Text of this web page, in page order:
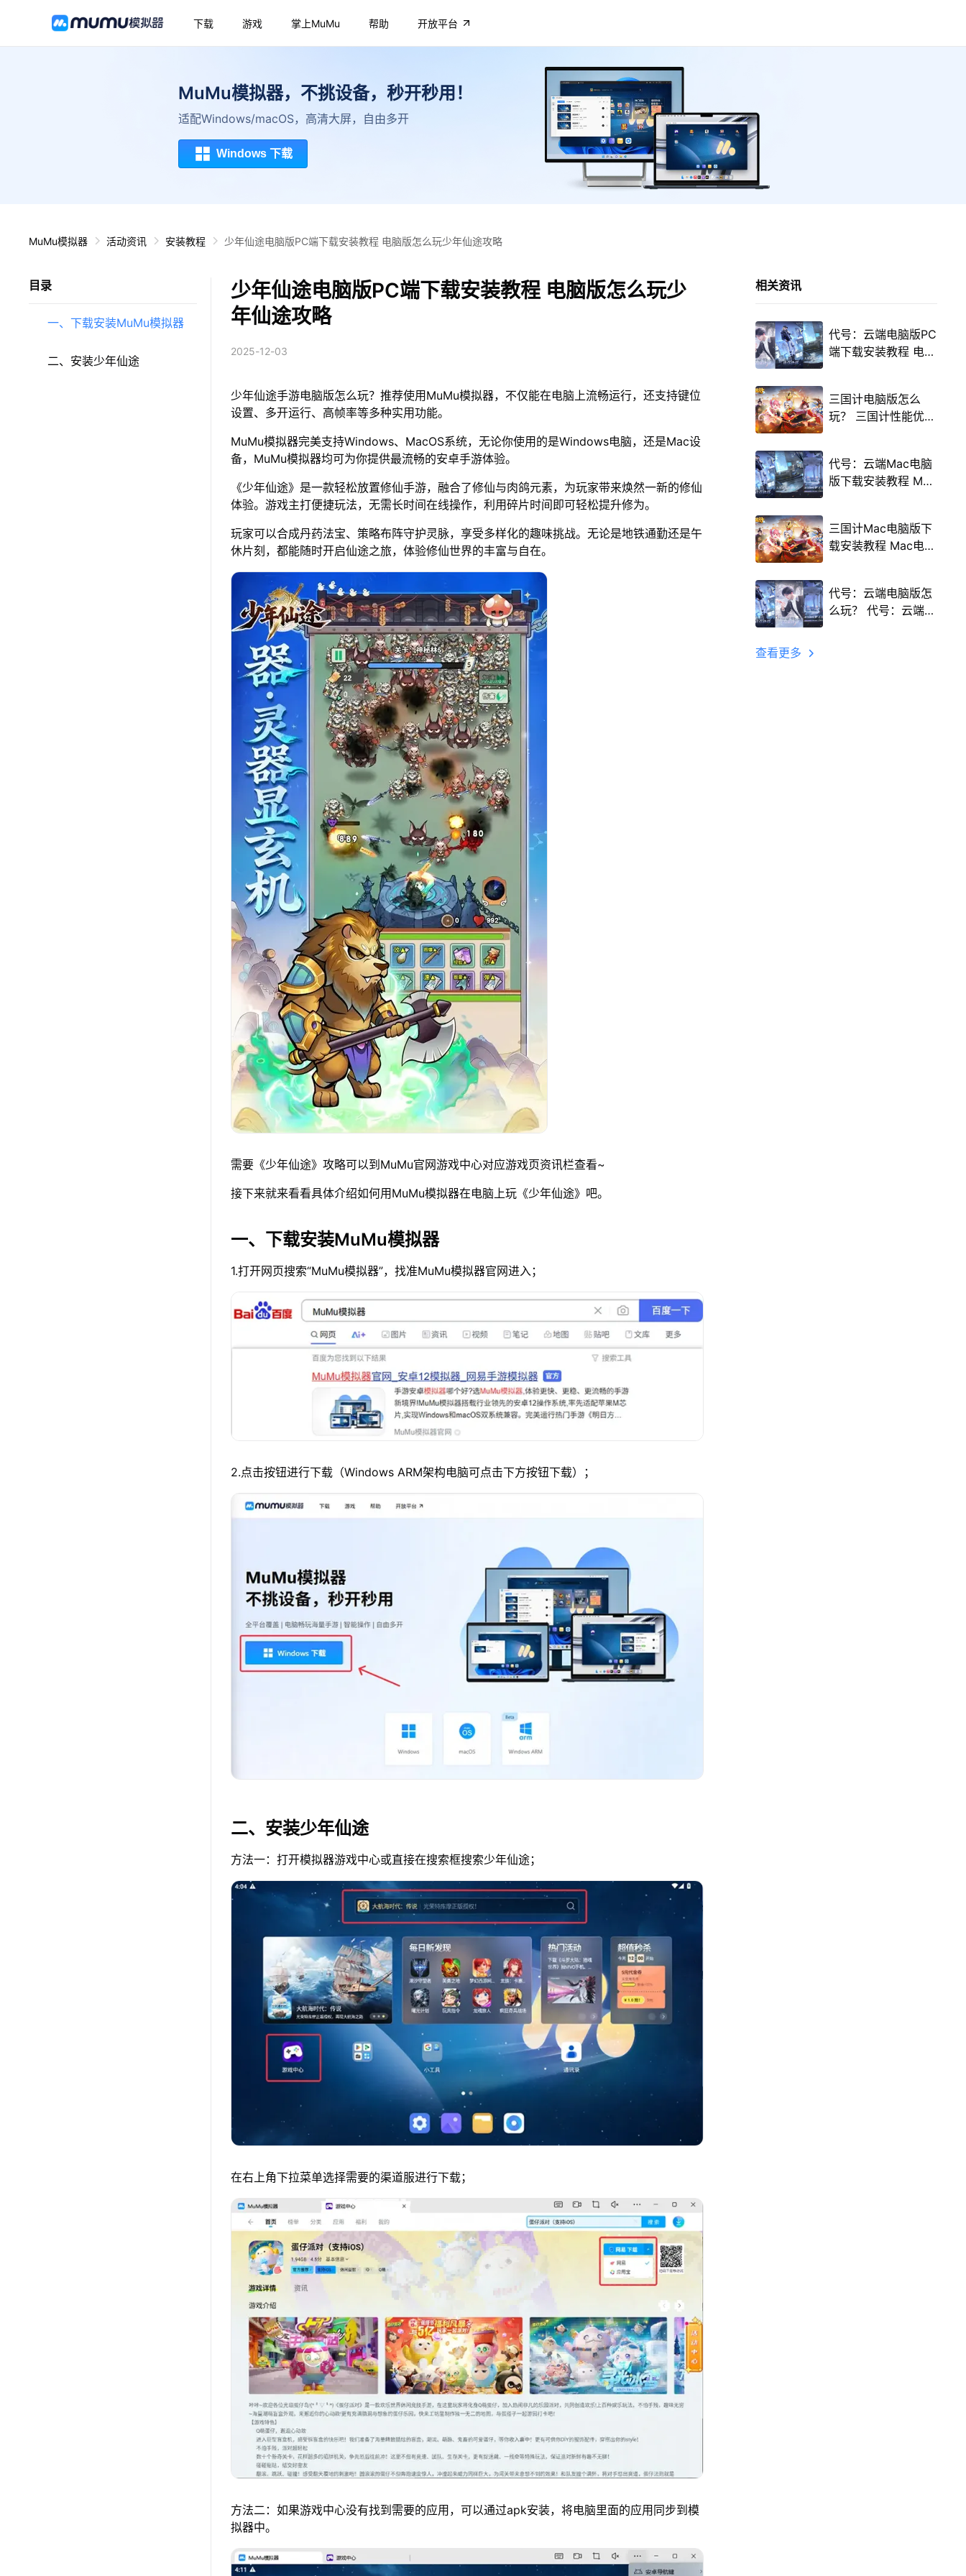
下载 游戏 掌上MuMu 帮助 开放平台
MuMu模拟器，不挑设备，秒开秒用！
适配Windows/macOS，高清大屏，自由多开
Windows 下载
MuMu模拟器 活动资讯 安装教程 少年仙途电脑版PC端下载安装教程 电脑版怎么玩少年仙途攻略
目录
一、下载安装MuMu模拟器
二、安装少年仙途
少年仙途电脑版PC端下载安装教程 电脑版怎么玩少
年仙途攻略
2025-12-03
少年仙途手游电脑版怎么玩？推荐使用MuMu模拟器，不仅能在电脑上流畅运行，还支持键位
设置、多开运行、高帧率等多种实用功能。
MuMu模拟器完美支持Windows、MacOS系统，无论你使用的是Windows电脑，还是Mac设
备，MuMu模拟器均可为你提供最流畅的安卓手游体验。
《少年仙途》是一款轻松放置修仙手游，融合了修仙与肉鸽元素，为玩家带来焕然一新的修仙
体验。游戏主打便捷玩法，无需长时间在线操作，利用碎片时间即可轻松提升修为。
玩家可以合成丹药法宝、策略布阵守护灵脉，享受多样化的趣味挑战。无论是地铁通勤还是午
休片刻，都能随时开启仙途之旅，体验修仙世界的丰富与自在。
需要《少年仙途》攻略可以到MuMu官网游戏中心对应游戏页资讯栏查看~
接下来就来看看具体介绍如何用MuMu模拟器在电脑上玩《少年仙途》吧。
一、下载安装MuMu模拟器
1.打开网页搜索“MuMu模拟器”，找准MuMu模拟器官网进入；
2.点击按钮进行下载（Windows ARM架构电脑可点击下方按钮下载）；
二、安装少年仙途
方法一：打开模拟器游戏中心或直接在搜索框搜索少年仙途；
在右上角下拉菜单选择需要的渠道服进行下载；
方法二：如果游戏中心没有找到需要的应用，可以通过apk安装，将电脑里面的应用同步到模
拟器中。
相关资讯
代号：云端电脑版PC
端下载安装教程 电脑
三国计电脑版怎么
玩？ 三国计性能优化
程
代号：云端Mac电脑
版下载安装教程 Mac
三国计Mac电脑版下
载安装教程 Mac电脑
代号：云端电脑版怎
么玩？ 代号：云端性
查看更多